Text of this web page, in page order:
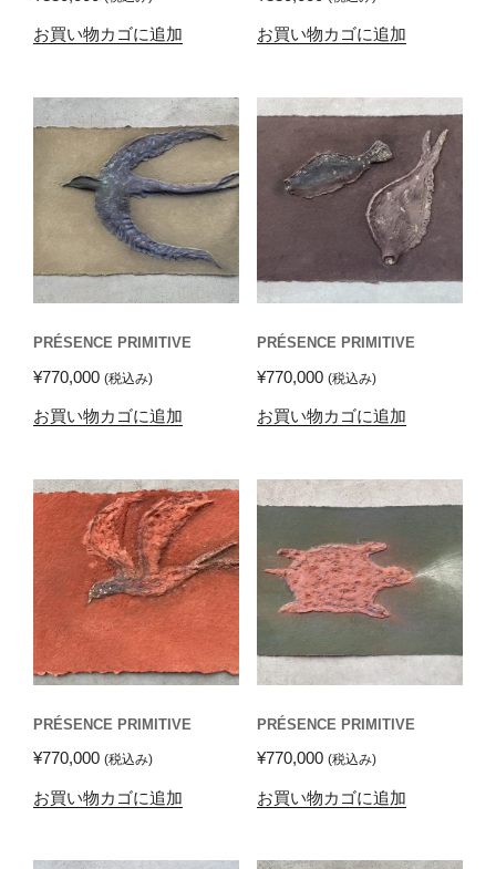
お買い物カゴに追加 お買い物カゴに追加
PRÉSENCE PRIMITIVE
¥770,000 (税込み)
お買い物カゴに追加
PRÉSENCE PRIMITIVE
¥770,000 (税込み)
お買い物カゴに追加
PRÉSENCE PRIMITIVE
¥770,000 (税込み)
お買い物カゴに追加
PRÉSENCE PRIMITIVE
¥770,000 (税込み)
お買い物カゴに追加